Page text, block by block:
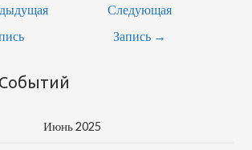
Следующая
Запись →
Июнь 2025